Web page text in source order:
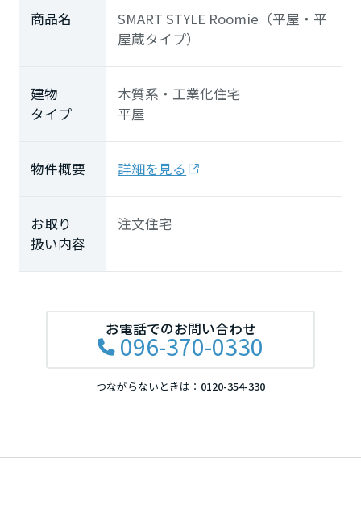
商品名
SMART STYLE Roomie（平屋・平
屋蔵タイプ）
建物
タイプ
木質系・工業化住宅
平屋
物件概要 詳細を見る
お取り
扱い内容
注文住宅
お電話でのお問い合わせ
096-370-0330
つながらないときは： 0120-354-330